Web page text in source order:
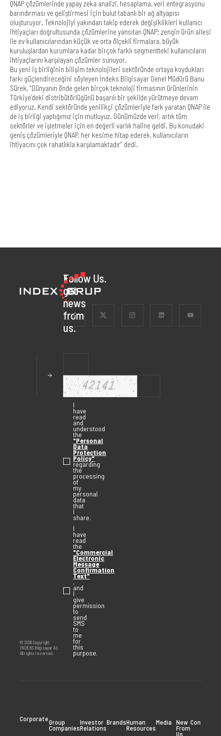
QNAP çözümlerinde yapay zeka analizi, hesaplama, veri entegrasyonu
barındırması ve geliştirmesi için bulut tabanlı bir ağ altyapısı
oluşturuyor. Teknolojiyi yakından takip ederek değişiklikleri kullanıcı
ihtiyaçları doğrultusunda çözümlerine yansıtan QNAP; zengin ürün ailesi
ile ev kullanıcılarından küçük ve orta ölçekli firmalara, büyük
kuruluşlardan kurumlara kadar birçok farklı segmentteki kullanıcıların
ihtiyaçlarını karşılayan çözümler sunuyor.
Bu yeni iş birliğinin bilişim teknolojileri sektöründe ortaya koydukları
farkı güçlendireceğini söyleyen İndeks Bilgisayar Genel Müdürü Banu
Sürek, “Dünyanın önde gelen birçok teknoloji firmasının ürünlerinin
Türkiye’deki distribütörlüğünü başarılı bir şekilde yürütmeye devam
ediyoruz. Kendi sektöründe yenilikçi çözümleriyle fark yaratan QNAP ile
de iş birliği yaptığımız için mutluyuz. Günümüzde veri, artık tüm
sektörler ve işletmeler için en değerli varlık haline geldi. Bu konudaki
geniş çözümleriyle QNAP, her kesime hitap ederek, kullanıcıların
ihtiyacını çok rahatlıkla karşılamaktadır” dedi.
© 2026 Copyright
INDEKS Bilgisayar AŞ
All rights reserved.
To
get
news
from
us.
I
have
read
and
understood
the
"Personal
Data
Protection
Policy"
regarding
the
processing
of
my
personal
data
that
I
share.
I
have
read
the
"Commercial
Electronic
Message
Confirmation
Text"
,
and
I
give
permission
to
send
SMS
to
me
for
this
purpose.
Follow Us.
CorporateGroup
Companies
Investor
Relations
BrandsHuman
Resources
Media New
From
Us
Contact